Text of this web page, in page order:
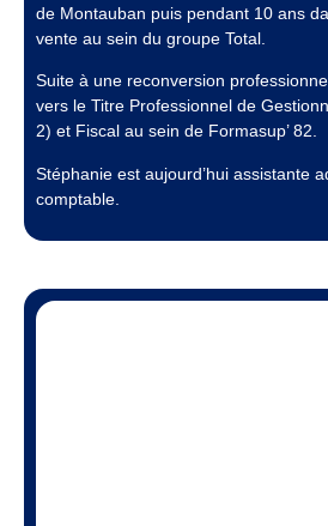
de Montauban puis pendant 10 ans
vente au sein du groupe Total.
Suite à une reconversion
vers le Titre Professionnel de
2) et Fiscal au sein de Formasup’ 82.
Stéphanie est aujourd’hui assistante
comptable.